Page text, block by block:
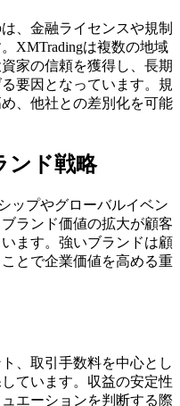
、金融ライセンスや規制
XMTradingは複数の地域
家の信頼を獲得し、長期
要因となっています。規
、他社との差別化を可能
ンド戦略
ップやグローバルイベン
ランド価値の拡大が顧客
ます。強いブランドは顧
とで企業価値を高める重
、取引手数料を中心とし
ています。収益の安定性
エーションを判断する際